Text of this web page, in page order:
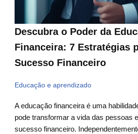
Descubra o Poder da
Financeira: 7 Estratégias
Sucesso Financeiro
Educação e aprendizado
A educação financeira é uma
pode transformar a vida das pessoas
sucesso financeiro.